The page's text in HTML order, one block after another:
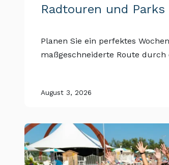
Radtouren und Parks
Planen Sie ein perfektes
maßgeschneiderte Route durch
August 3, 2026